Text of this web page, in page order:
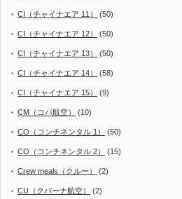
CI（チャイナエア 11） (50)
CI（チャイナエア 12） (50)
CI（チャイナエア 13） (50)
CI（チャイナエア 14） (58)
CI（チャイナエア 15） (9)
CM（コパ航空） (10)
CO（コンチネンタル 1） (50)
CO（コンチネンタル 2） (15)
Crew meals（クルー） (2)
CU（クバーナ航空） (2)